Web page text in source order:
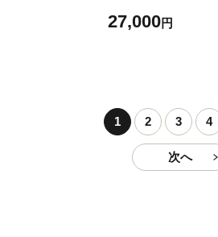
27,000円
1 2 3 4
次へ